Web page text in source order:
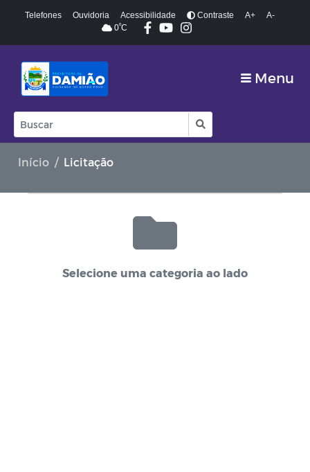
Telefones Ouvidoria Acessibilidade Contraste A+
A-
0ºC
Menu
Início Licitação
Selecione uma categoria ao lado